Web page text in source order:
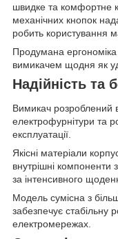
швидке та комфортне
механічних кнопок
робить користування
Продумана ергономіка
вимикачем щодня як
Надійність та
Вимикач розроблений
електрофурнітури та
експлуатації.
Якісні матеріали
внутрішні компоненти
за інтенсивного
Модель сумісна з
забезпечує стабільну
електромережах.